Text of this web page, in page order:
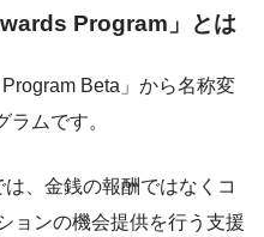
Program」とは
Beta」から名称変
ムです。
は、金銭の報酬ではなくコ
ョンの機会提供を行う支援